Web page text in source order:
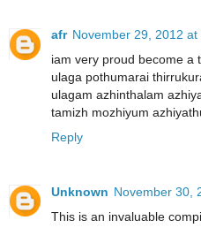
afr November 29, 2012 at
iam very proud become a
ulaga pothumarai
ulagam azhinthalam
tamizh mozhiyum
Reply
Unknown November 30,
This is an invaluable